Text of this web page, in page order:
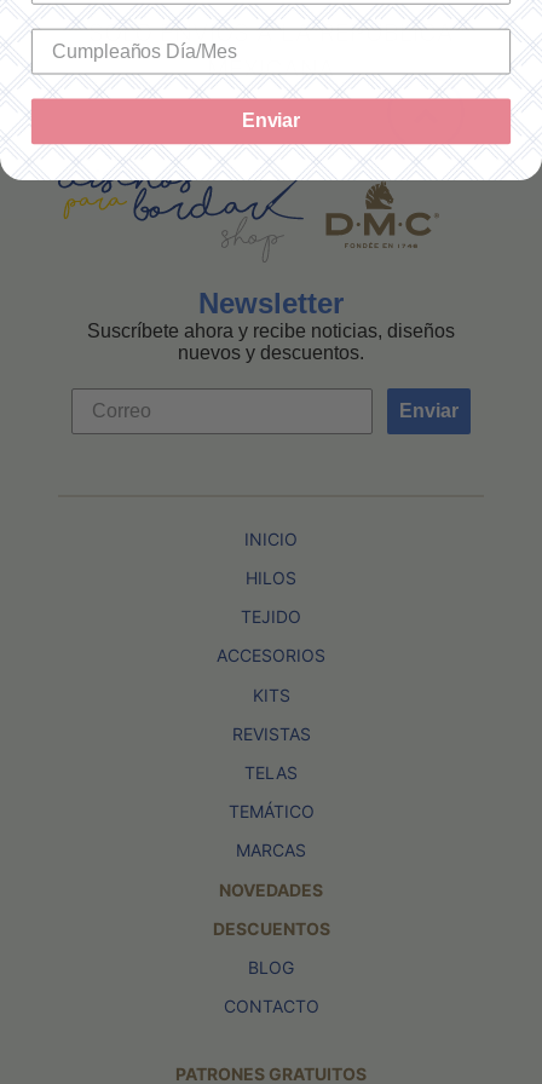
SOLO ENVÍOS A LA REPÚBLICA
MEXICANA
Newsletter
Suscríbete ahora y recibe noticias, diseños
nuevos y descuentos.
Enviar
INICIO
HILOS
TEJIDO
ACCESORIOS
KITS
REVISTAS
TELAS
TEMÁTICO
MARCAS
NOVEDADES
DESCUENTOS
BLOG
CONTACTO
PATRONES GRATUITOS
Enviar